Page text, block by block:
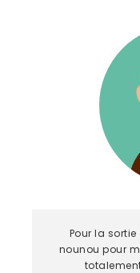
Pour la sortie
nounou pour